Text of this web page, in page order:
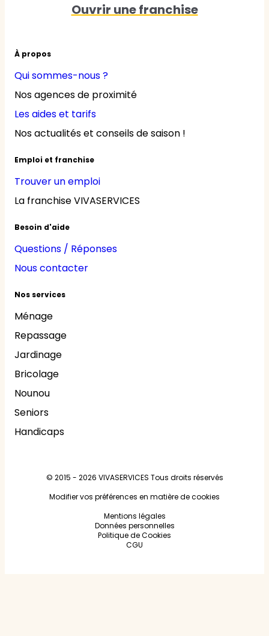
À propos
Qui sommes-nous ?
Nos agences de proximité
Les aides et tarifs
Nos actualités et conseils de saison !
Emploi et franchise
Trouver un emploi
La franchise VIVASERVICES
Besoin d'aide
Questions / Réponses
Nous contacter
Nos services
Ménage
Repassage
Jardinage
Bricolage
Nounou
Seniors
Handicaps
Ouvrir une franchise
© 2015 - 2026 VIVASERVICES Tous droits réservés
Modifier vos préférences en matière de cookies
Mentions légales
Données personnelles
Politique de Cookies
CGU